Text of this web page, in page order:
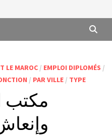
LE MAROC/ EMPLOI DIPLOMÉS /
/ PAR VILLE/ TYPE
مكتب